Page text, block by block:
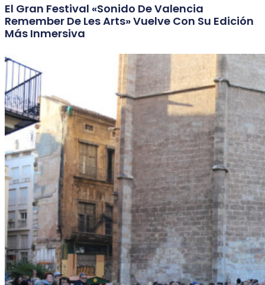
El Gran Festival «Sonido De Valencia
Remember De Les Arts» Vuelve Con Su Edición
Más Inmersiva